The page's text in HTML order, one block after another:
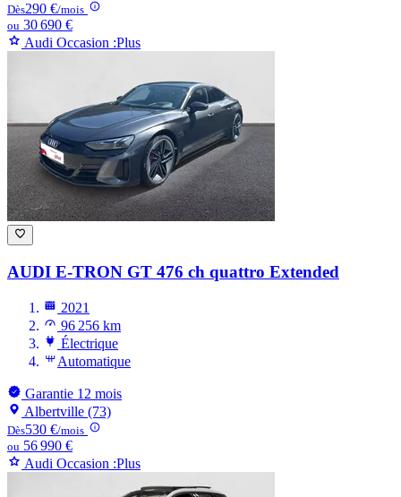
Dès290 €/mois
ou 30 690 €
Audi Occasion :Plus
AUDI E-TRON GT 476 ch quattro Extended
2021
96 256 km
Électrique
Automatique
Garantie 12 mois
Albertville (73)
Dès530 €/mois
ou 56 990 €
Audi Occasion :Plus